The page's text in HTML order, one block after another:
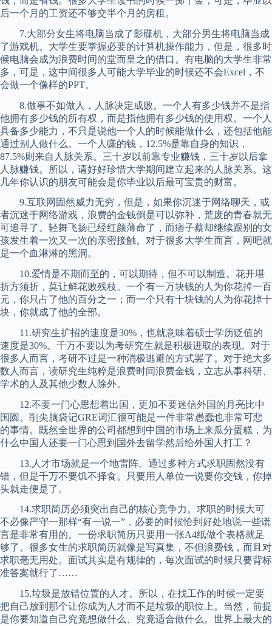
后一个月的工资还不够交半个月的房租。
7.大部分女生将电脑当成了影碟机，大部分男生将电脑当成
了游戏机。大学生要掌握必要的计算机操作能力，但是，很多时
候电脑会成为浪费时间的堂而皇之的借口。有电脑的大学生非常
多，可是，这中间很多人可能大学毕业的时候还不会Excel，不
会做一个像样的PPT。
8.做事不如做人，人脉决定成败。一个人有多少钱并不是指
他拥有多少钱的所有权，而是指他拥有多少钱的使用权。一个人
具备多少能力，不只是说他一个人的时候能做什么，还包括他能
通过别人做什么。一个人赚的钱，12.5%是靠自身的知识，
87.5%则来自人脉关系。三十岁以前靠专业赚钱，三十岁以后拿
人脉赚钱。所以，请好好珍惜大学期间建立起来的人脉关系。这
几年你认识的朋友可能会是你毕业以后最可宝贵的财富。
9.互联网固然威力无穷，但是，如果你沉迷于网络聊天，或
者沉迷于网络游戏，浪费的金钱倒是可以弥补，荒废的青春就无
可追寻了。轻舞飞扬已经红颜薄命了，而痞子蔡却继续跟别的女
孩发生着一次又一次的亲密接触。对于很多大学生而言，网吧就
是一个血淋淋的黑洞。
10.爱情是不期而至的，可以期待，但不可以制造。花开堪
折方须折，莫让鲜花败残枝。一个有一万块钱的人为你花掉一百
元，你只占了他的百分之一；而一个只有十块钱的人为你花掉十
块，你就成了他的全部。
11.研究生扩招的速度是30%，也就意味着硕士学历贬值的
速度是30%。千万不要以为考研究生就是积极进取的表现。对于
很多人而言，考研不过是一种消极逃避的方式罢了。对于绝大多
数人而言，读研究生纯粹是浪费时间浪费金钱，立志从事科研、
学术的人及其他少数人除外。
12.不要一门心思想着出国，更加不要迷信外国的月亮比中
国圆。削尖脑袋记GRE词汇很可能是一件非常愚蠢也非常可悲
的事情。既然全世界的公司都想到中国的市场上来瓜分蛋糕，为
什么中国人还要一门心思到国外去留学然后给外国人打工？
13.人才市场就是一个地雷阵。通过多种方式求职固然没有
错，但是千万不要饥不择食。只要用人单位一说要你交钱，你掉
头就走便是了。
14.求职简历必须突出自己的核心竞争力。求职的时候大可
不必像严守一那样“有一说一”，必要的时候恰到好处地说一些谎
言是非常有用的。一份求职简历只要用一张A4纸做个表格就足
够了。很多女生的求职简历就像是写真集，不但浪费钱，而且对
求职毫无用处。面试其实是有规律的，每次面试的时候只要背标
准答案就行了……
15.垃圾是放错位置的人才。所以，在找工作的时候一定要
把自己放到那个让你成为人才而不是垃圾的职位上。当然，前提
是你要知道自己究竟想做什么、究竟适合做什么。世界上最大的